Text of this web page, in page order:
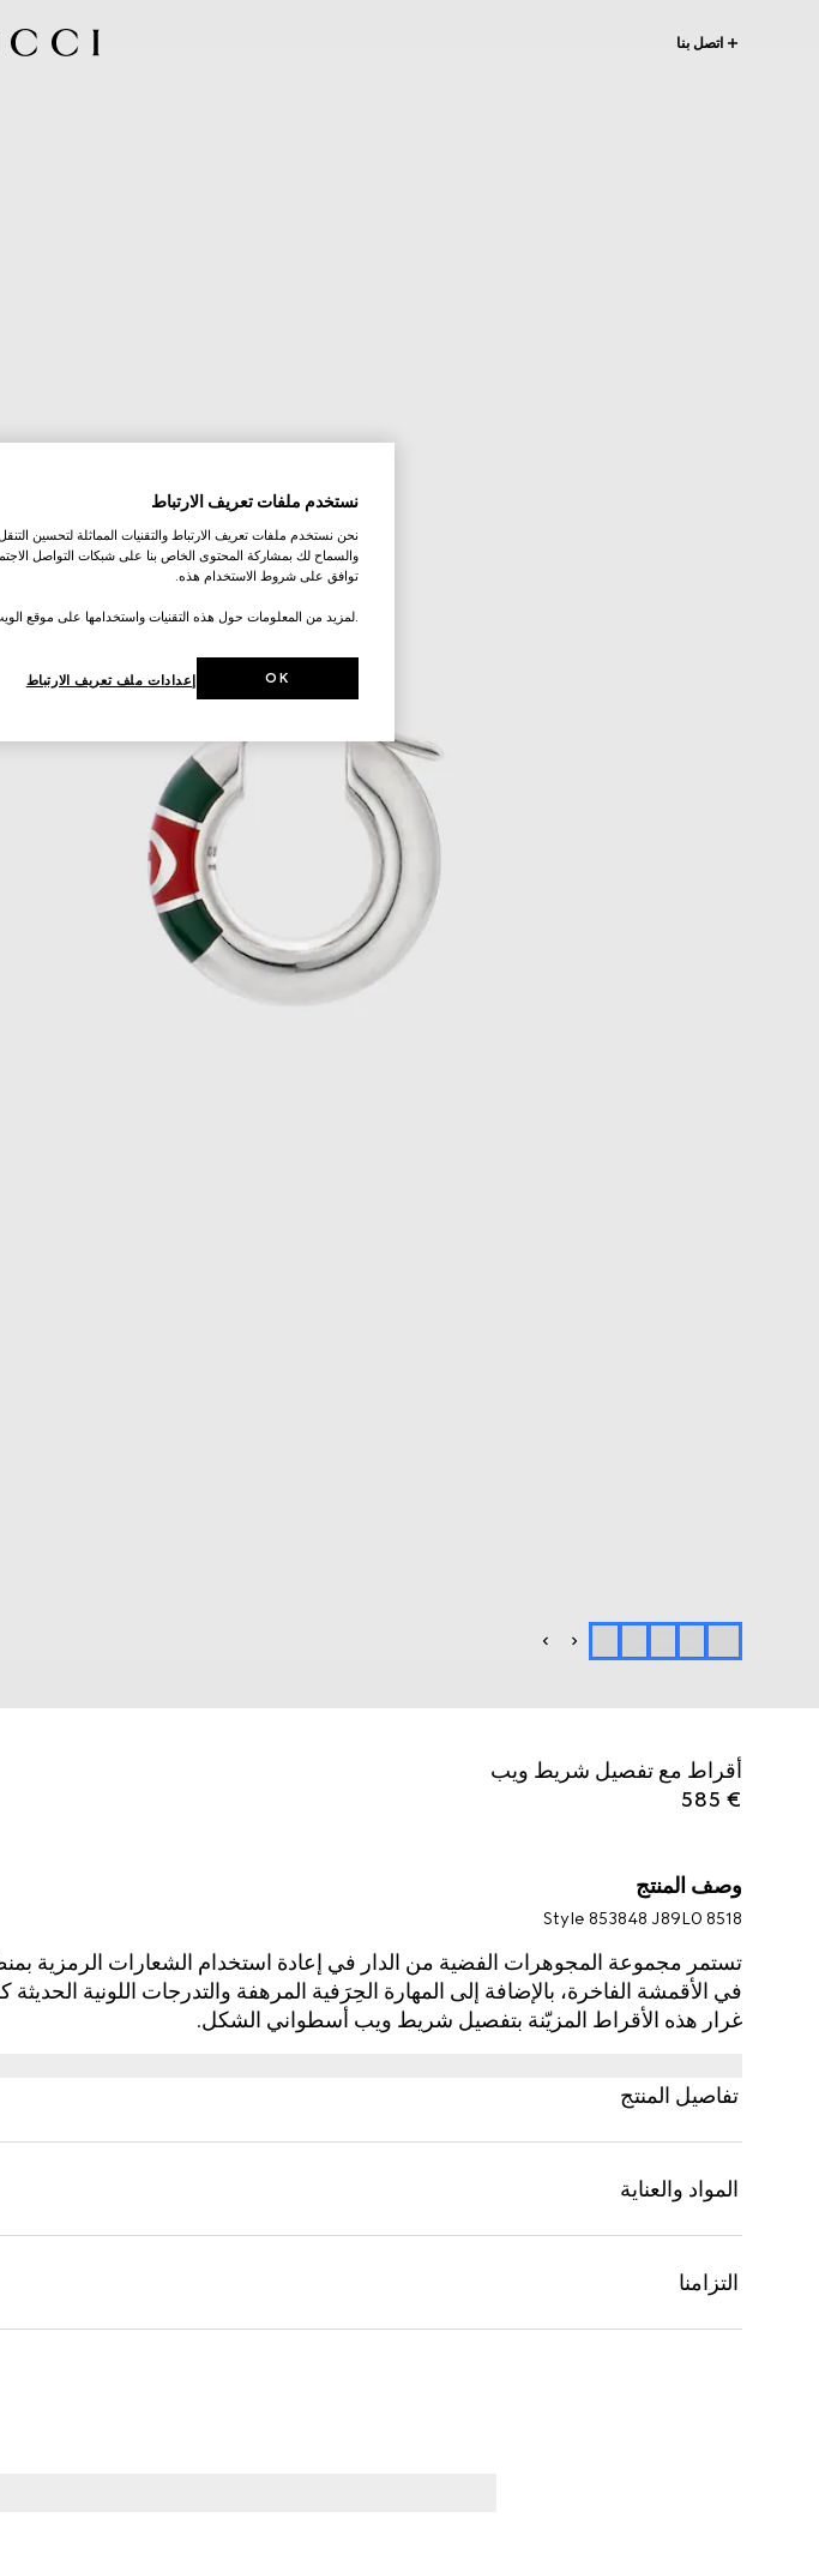
اتصل بنا
أقراط مع تفصيل شريط ويب
€ 585
وصف المنتج
Style ‎853848 J89L0 8518
تستمر مجموعة المجوهرات الفضية من الدار في إعادة استخدام الشعارات الرمزية
في الأقمشة الفاخرة، بالإضافة إلى المهارة الحِرَفية المرهفة والتدرجات اللونية الحديثة
غرار هذه الأقراط المزيّنة بتفصيل شريط ويب أسطواني الشكل.
تفاصيل المنتج
المواد والعناية
التزامنا
نستخدم ملفات تعريف الارتباط
نحن نستخدم ملفات تعريف الارتباط والتقنيات المماثلة لتحسين
والسماح لك بمشاركة المحتوى الخاص بنا على شبكات التواصل
توافق على شروط الاستخدام هذه.
.لمزيد من المعلومات حول هذه التقنيات واستخدامها على موقع
إعدادات ملف تعريف الارتباط OK